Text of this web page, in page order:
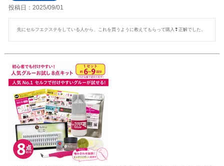
投稿日 2025/09/01
先にセルフエクステをしている人から、これを買うように教えてもらって購入❢正解でした。